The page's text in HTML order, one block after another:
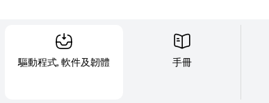
驅動程式, 軟件及韌體 手冊